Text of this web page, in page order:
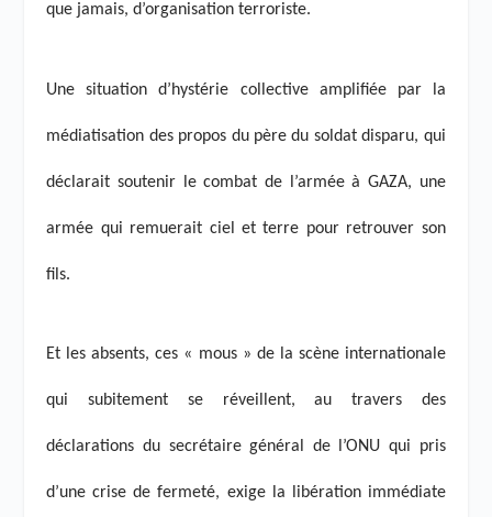
que jamais, d’organisation terroriste.
Une situation d’hystérie collective amplifiée par la
médiatisation des propos du père du soldat disparu, qui
déclarait soutenir le combat de l’armée à GAZA, une
armée qui remuerait ciel et terre pour retrouver son
fils.
Et les absents, ces « mous » de la scène internationale
qui subitement se réveillent, au travers des
déclarations du secrétaire général de l’ONU qui pris
d’une crise de fermeté, exige la libération immédiate